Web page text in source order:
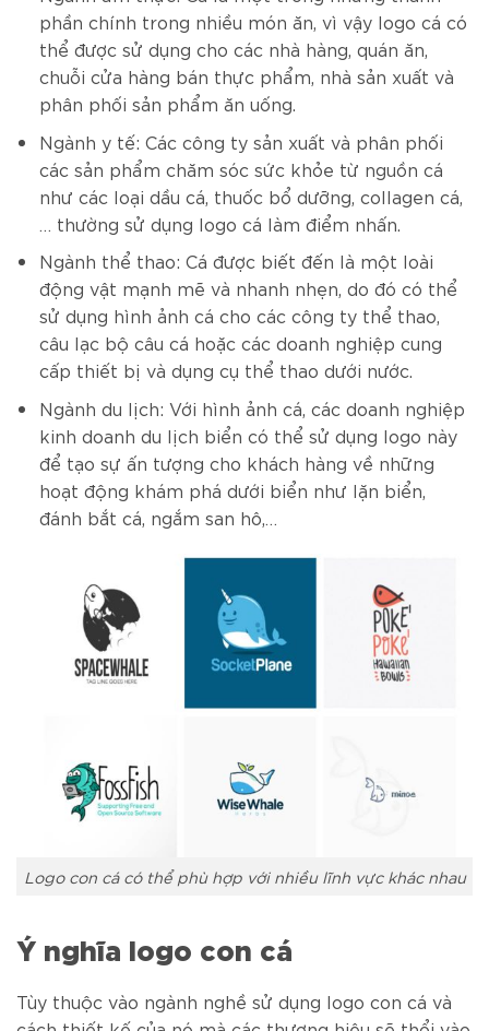
phần chính trong nhiều món ăn, vì vậy logo cá có
thể được sử dụng cho các nhà hàng, quán ăn,
chuỗi cửa hàng bán thực phẩm, nhà sản xuất và
phân phối sản phẩm ăn uống.
Ngành y tế: Các công ty sản xuất và phân phối
các sản phẩm chăm sóc sức khỏe từ nguồn cá
như các loại dầu cá, thuốc bổ dưỡng, collagen cá,
… thường sử dụng logo cá làm điểm nhấn.
Ngành thể thao: Cá được biết đến là một loài
động vật mạnh mẽ và nhanh nhẹn, do đó có thể
sử dụng hình ảnh cá cho các công ty thể thao,
câu lạc bộ câu cá hoặc các doanh nghiệp cung
cấp thiết bị và dụng cụ thể thao dưới nước.
Ngành du lịch: Với hình ảnh cá, các doanh nghiệp
kinh doanh du lịch biển có thể sử dụng logo này
để tạo sự ấn tượng cho khách hàng về những
hoạt động khám phá dưới biển như lặn biển,
đánh bắt cá, ngắm san hô,…
Logo con cá có thể phù hợp với nhiều lĩnh vực khác nhau
Ý nghĩa logo con cá
Tùy thuộc vào ngành nghề sử dụng logo con cá và